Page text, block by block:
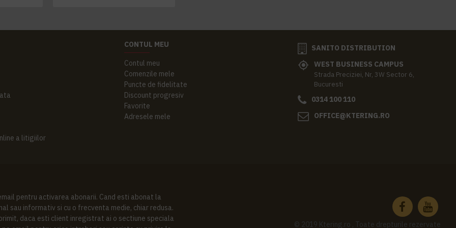
a litigiilor
CONTUL MEU
Contul meu
Comenzile mele
Puncte de fidelitate
Discount progresiv
Favorite
Adresele mele
SANITO DISTRIBUTION
WEST BUSINESS CAMPUS
Strada Preciziei, Nr, 3W Sector 6,
Bucuresti
0314 100 110
OFFICE@KTERING.RO
pentru activarea abonarii. Cand esti abonat la
sau informativ si cu o frecventa medie, chiar redusa.
daca esti client inregistrat ai o sectiune speciala
© 2019 Ktering.ro , Toate drepturile rezervate